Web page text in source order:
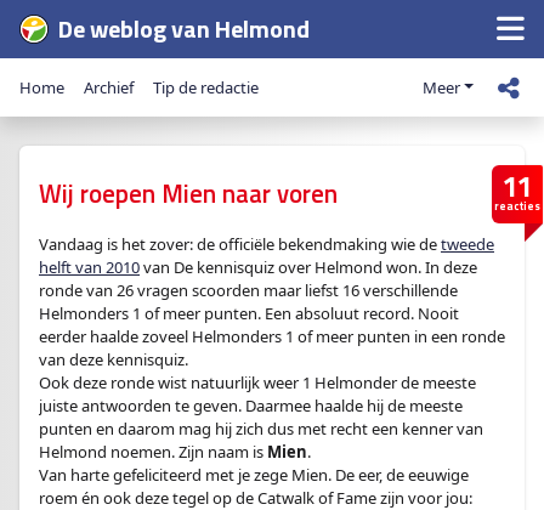
De weblog van Helmond
Home Archief Tip de redactie Meer
11
reacties
Wij roepen Mien naar voren
Vandaag is het zover: de officiële bekendmaking wie detweede
helft van 2010van De kennisquiz over Helmond won. In deze
ronde van 26 vragen scoorden maar liefst 16 verschillende
Helmonders 1 of meer punten. Een absoluut record. Nooit
eerder haalde zoveel Helmonders 1 of meer punten in een ronde
van deze kennisquiz.
Ook deze ronde wist natuurlijk weer 1 Helmonder de meeste
juiste antwoorden te geven. Daarmee haalde hij de meeste
punten en daarom mag hij zich dus met recht een kenner van
Helmond noemen. Zijn naam is Mien.
Van harte gefeliciteerd met je zege Mien. De eer, de eeuwige
roem én ook deze tegel op de Catwalk of Fame zijn voor jou: